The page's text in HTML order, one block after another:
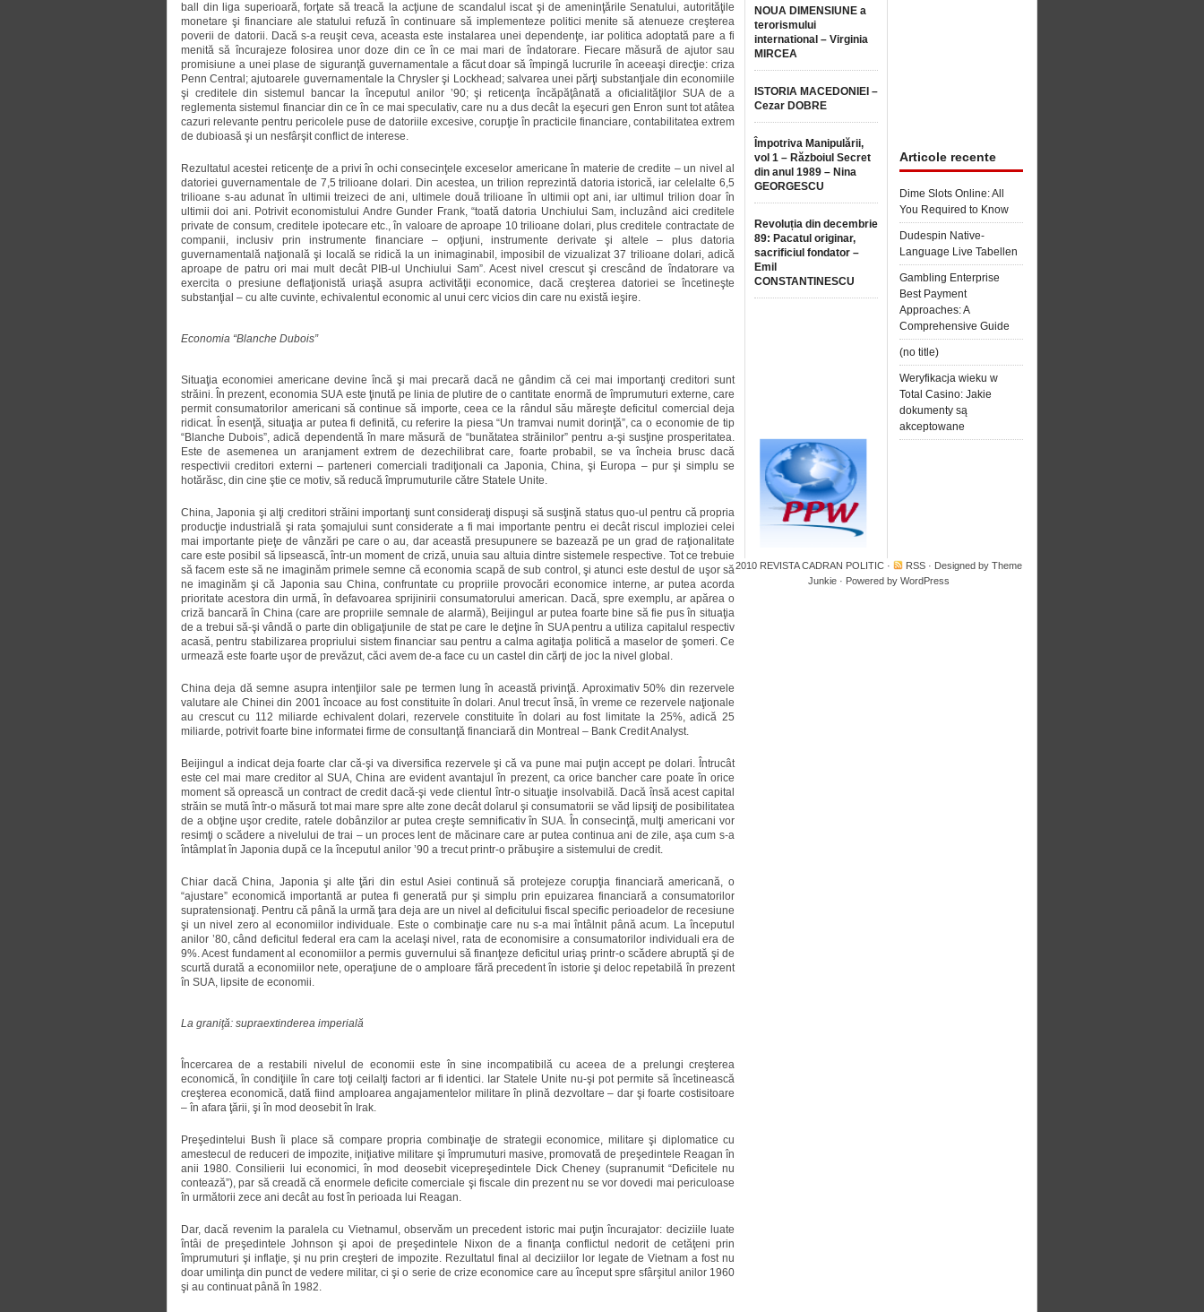
ball din liga superioară, forţate să treacă la acţiune de scandalul iscat şi de ameninţările Senatului, autorităţile
monetare şi financiare ale statului refuză în continuare să implementeze politici menite să atenueze creşterea
poverii de datorii. Dacă s-a reuşit ceva, aceasta este instalarea unei dependenţe, iar politica adoptată pare a fi
menită să încurajeze folosirea unor doze din ce în ce mai mari de îndatorare. Fiecare măsură de ajutor sau
promisiune a unei plase de siguranţă guvernamentale a făcut doar să împingă lucrurile în aceeaşi direcţie: criza
Penn Central; ajutoarele guvernamentale la Chrysler şi Lockhead; salvarea unei părţi substanţiale din economiile
şi creditele din sistemul bancar la începutul anilor ’90; şi reticenţa încăpăţânată a oficialităţilor SUA de a
reglementa sistemul financiar din ce în ce mai speculativ, care nu a dus decât la eşecuri gen Enron sunt tot atâtea
cazuri relevante pentru pericolele puse de datoriile excesive, corupţie în practicile financiare, contabilitatea extrem
de dubioasă şi un nesfârşit conflict de interese.
Rezultatul acestei reticenţe de a privi în ochi consecinţele exceselor americane în materie de credite – un nivel al
datoriei guvernamentale de 7,5 trilioane dolari. Din acestea, un trilion reprezintă datoria istorică, iar celelalte 6,5
trilioane s-au adunat în ultimii treizeci de ani, ultimele două trilioane în ultimii opt ani, iar ultimul trilion doar în
ultimii doi ani. Potrivit economistului Andre Gunder Frank, “toată datoria Unchiului Sam, incluzând aici creditele
private de consum, creditele ipotecare etc., în valoare de aproape 10 trilioane dolari, plus creditele contractate de
companii, inclusiv prin instrumente financiare – opţiuni, instrumente derivate şi altele – plus datoria
guvernamentală naţională şi locală se ridică la un inimaginabil, imposibil de vizualizat 37 trilioane dolari, adică
aproape de patru ori mai mult decât PIB-ul Unchiului Sam”. Acest nivel crescut şi crescând de îndatorare va
exercita o presiune deflaţionistă uriaşă asupra activităţii economice, dacă creşterea datoriei se încetineşte
substanţial – cu alte cuvinte, echivalentul economic al unui cerc vicios din care nu există ieşire.
Economia “Blanche Dubois”
Situaţia economiei americane devine încă şi mai precară dacă ne gândim că cei mai importanţi creditori sunt
străini. În prezent, economia SUA este ţinută pe linia de plutire de o cantitate enormă de împrumuturi externe, care
permit consumatorilor americani să continue să importe, ceea ce la rândul său măreşte deficitul comercial deja
ridicat. În esenţă, situaţia ar putea fi definită, cu referire la piesa “Un tramvai numit dorinţă”, ca o economie de tip
“Blanche Dubois”, adică dependentă în mare măsură de “bunătatea străinilor” pentru a-şi susţine prosperitatea.
Este de asemenea un aranjament extrem de dezechilibrat care, foarte probabil, se va încheia brusc dacă
respectivii creditori externi – parteneri comerciali tradiţionali ca Japonia, China, şi Europa – pur şi simplu se
hotărăsc, din cine ştie ce motiv, să reducă împrumuturile către Statele Unite.
China, Japonia şi alţi creditori străini importanţi sunt consideraţi dispuşi să susţină status quo-ul pentru că propria
producţie industrială şi rata şomajului sunt considerate a fi mai importante pentru ei decât riscul imploziei celei
mai importante pieţe de vânzări pe care o au, dar această presupunere se bazează pe un grad de raţionalitate
care este posibil să lipsească, într-un moment de criză, unuia sau altuia dintre sistemele respective. Tot ce trebuie
să facem este să ne imaginăm primele semne că economia scapă de sub control, şi atunci este destul de uşor să
ne imaginăm şi că Japonia sau China, confruntate cu propriile provocări economice interne, ar putea acorda
prioritate acestora din urmă, în defavoarea sprijinirii consumatorului american. Dacă, spre exemplu, ar apărea o
criză bancară în China (care are propriile semnale de alarmă), Beijingul ar putea foarte bine să fie pus în situaţia
de a trebui să-şi vândă o parte din obligaţiunile de stat pe care le deţine în SUA pentru a utiliza capitalul respectiv
acasă, pentru stabilizarea propriului sistem financiar sau pentru a calma agitaţia politică a maselor de şomeri. Ce
urmează este foarte uşor de prevăzut, căci avem de-a face cu un castel din cărţi de joc la nivel global.
China deja dă semne asupra intenţiilor sale pe termen lung în această privinţă. Aproximativ 50% din rezervele
valutare ale Chinei din 2001 încoace au fost constituite în dolari. Anul trecut însă, în vreme ce rezervele naţionale
au crescut cu 112 miliarde echivalent dolari, rezervele constituite în dolari au fost limitate la 25%, adică 25
miliarde, potrivit foarte bine informatei firme de consultanţă financiară din Montreal – Bank Credit Analyst.
Beijingul a indicat deja foarte clar că-şi va diversifica rezervele şi că va pune mai puţin accept pe dolari. Întrucât
este cel mai mare creditor al SUA, China are evident avantajul în prezent, ca orice bancher care poate în orice
moment să oprească un contract de credit dacă-şi vede clientul într-o situaţie insolvabilă. Dacă însă acest capital
străin se mută într-o măsură tot mai mare spre alte zone decât dolarul şi consumatorii se văd lipsiţi de posibilitatea
de a obţine uşor credite, ratele dobânzilor ar putea creşte semnificativ în SUA. În consecinţă, mulţi americani vor
resimţi o scădere a nivelului de trai – un proces lent de măcinare care ar putea continua ani de zile, aşa cum s-a
întâmplat în Japonia după ce la începutul anilor ’90 a trecut printr-o prăbuşire a sistemului de credit.
Chiar dacă China, Japonia şi alte ţări din estul Asiei continuă să protejeze corupţia financiară americană, o
“ajustare” economică importantă ar putea fi generată pur şi simplu prin epuizarea financiară a consumatorilor
supratensionaţi. Pentru că până la urmă ţara deja are un nivel al deficitului fiscal specific perioadelor de recesiune
şi un nivel zero al economiilor individuale. Este o combinaţie care nu s-a mai întâlnit până acum. La începutul
anilor ’80, când deficitul federal era cam la acelaşi nivel, rata de economisire a consumatorilor individuali era de
9%. Acest fundament al economiilor a permis guvernului să finanţeze deficitul uriaş printr-o scădere abruptă şi de
scurtă durată a economiilor nete, operaţiune de o amploare fără precedent în istorie şi deloc repetabilă în prezent
în SUA, lipsite de economii.
La graniţă: supraextinderea imperială
Încercarea de a restabili nivelul de economii este în sine incompatibilă cu aceea de a prelungi creşterea
economică, în condiţiile în care toţi ceilalţi factori ar fi identici. Iar Statele Unite nu-şi pot permite să încetinească
creşterea economică, dată fiind amploarea angajamentelor militare în plină dezvoltare – dar şi foarte costisitoare
– în afara ţării, şi în mod deosebit în Irak.
Preşedintelui Bush îi place să compare propria combinaţie de strategii economice, militare şi diplomatice cu
amestecul de reduceri de impozite, iniţiative militare şi împrumuturi masive, promovată de preşedintele Reagan în
anii 1980. Consilierii lui economici, în mod deosebit vicepreşedintele Dick Cheney (supranumit “Deficitele nu
contează”), par să creadă că enormele deficite comerciale şi fiscale din prezent nu se vor dovedi mai periculoase
în următorii zece ani decât au fost în perioada lui Reagan.
Dar, dacă revenim la paralela cu Vietnamul, observăm un precedent istoric mai puţin încurajator: deciziile luate
întâi de preşedintele Johnson şi apoi de preşedintele Nixon de a finanţa conflictul nedorit de cetăţeni prin
împrumuturi şi inflaţie, şi nu prin creşteri de impozite. Rezultatul final al deciziilor lor legate de Vietnam a fost nu
doar umilinţa din punct de vedere militar, ci şi o serie de crize economice care au început spre sfârşitul anilor 1960
şi au continuat până în 1982.
NOUA DIMENSIUNE a
terorismului
international – Virginia
MIRCEA
ISTORIA MACEDONIEI –
Cezar DOBRE
Împotriva Manipulării,
vol 1 – Războiul Secret
din anul 1989 – Nina
GEORGESCU
Revoluția din decembrie
89: Pacatul originar,
sacrificiul fondator –
Emil
CONSTANTINESCU
Articole recente
Dime Slots Online: All
You Required to Know
Dudespin Native-
Language Live Tabellen
Gambling Enterprise
Best Payment
Approaches: A
Comprehensive Guide
(no title)
Weryfikacja wieku w
Total Casino: Jakie
dokumenty są
akceptowane
2010 REVISTA CADRAN POLITIC · RSS · Designed by Theme
Junkie · Powered by WordPress